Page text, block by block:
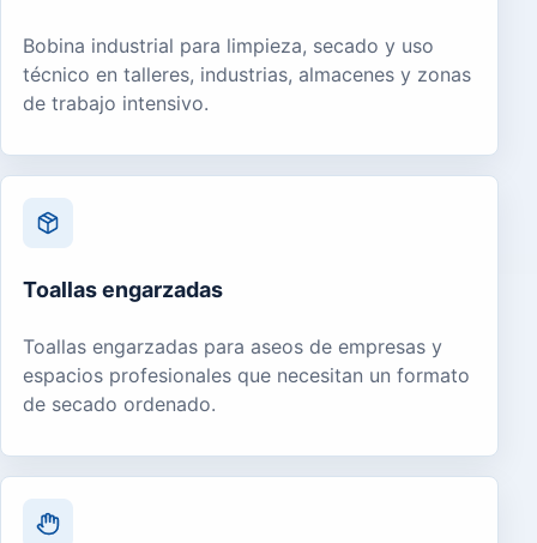
Bobina industrial para limpieza, secado y uso
técnico en talleres, industrias, almacenes y zonas
de trabajo intensivo.
Toallas engarzadas
Toallas engarzadas para aseos de empresas y
espacios profesionales que necesitan un formato
de secado ordenado.